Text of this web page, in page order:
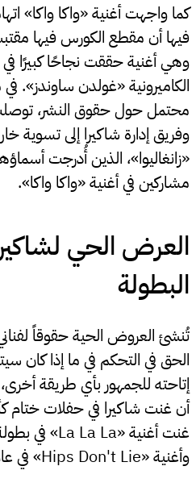
كما واجهت أغنية «واكا واكا»
فيها أن مقطع الكورس فيها
وهي أغنية حققت نجاحًا كبيرًا في
الكاميرونية «غولدن ساوندز».
محتمل حول حقوق النشر،
وفريق إدارة شاكيرا إلى تسوية
«زانغاليوا»، الذين أُدرجت
مشاركين في أغنية «واكا واكا».
العرض الحي
البطولة
تُنشئ العروض الحية حقوقاً
الحق في التحكم في ما إذا كان
إتاحته للجمهور بأي طريقة
أن غنت شاكيرا في حفلات ختام
وأغنية «Hips Don't Lie» في عام 2006 في ألمانيا.